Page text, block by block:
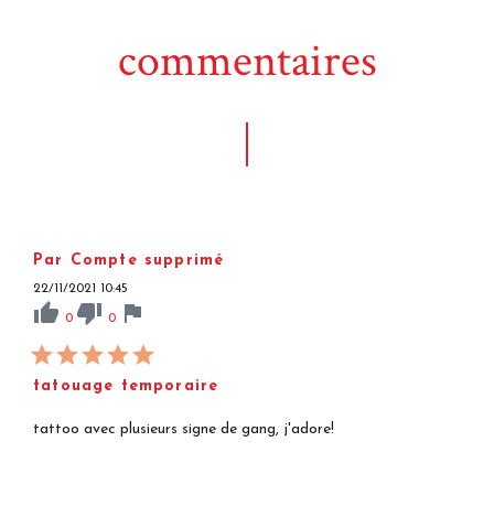
commentaires
Par Compte supprimé
22/11/2021 10:45
thumb_up 0 thumb_down 0 flag
tatouage temporaire
tattoo avec plusieurs signe de gang, j'adore!